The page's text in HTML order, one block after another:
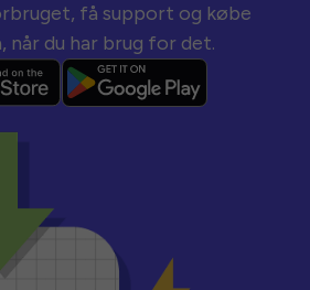
få support og købe
når du har brug for det.